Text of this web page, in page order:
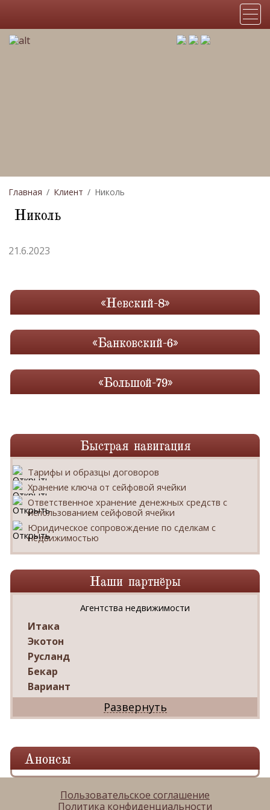
«Невский-8»
«Банковский-6»
«Большой-79»
Главная Клиент Николь
Николь
21.6.2023
Быстрая навигация
Тарифы и образцы договоров
Хранение ключа от сейфовой ячейки
Ответственное хранение денежных средств с
использованием сейфовой ячейки
Юридическое сопровождение по сделкам с
недвижимостью
Наши партнёры
Агентства недвижимости
Итака
Экотон
Русланд
Бекар
Вариант
Дриада
Реал
Ваш Дом
Александр
Мир квартир
Панорама
Анонсы
Пользовательское соглашение
Политика конфиденциальности